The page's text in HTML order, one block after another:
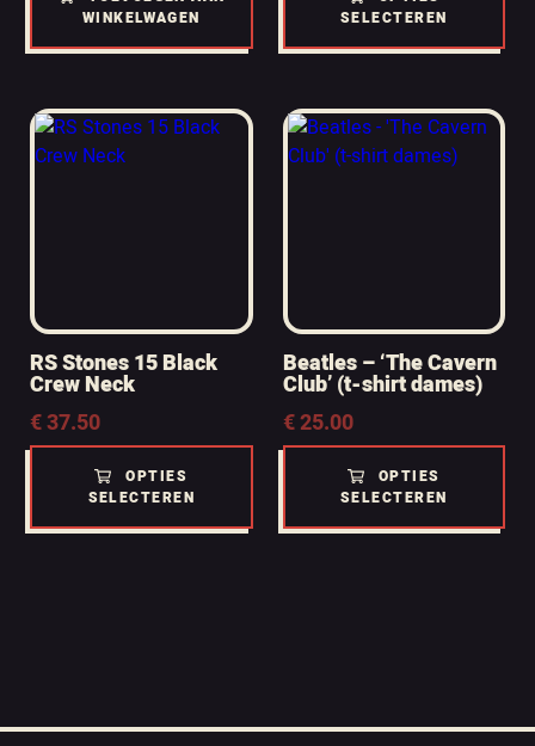
WINKELWAGEN
SELECTEREN
RS Stones 15 Black
Crew Neck
€37.50
OPTIES
SELECTEREN
Beatles – ‘The Cavern
Club’ (t-shirt dames)
€25.00
OPTIES
SELECTEREN